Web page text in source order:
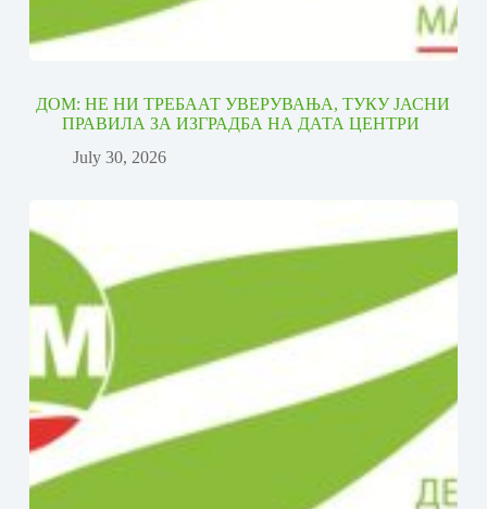
ДОМ: НЕ НИ ТРЕБААТ УВЕРУВАЊА, ТУКУ ЈАСНИ
ПРАВИЛА ЗА ИЗГРАДБА НА ДАТА ЦЕНТРИ
July 30, 2026